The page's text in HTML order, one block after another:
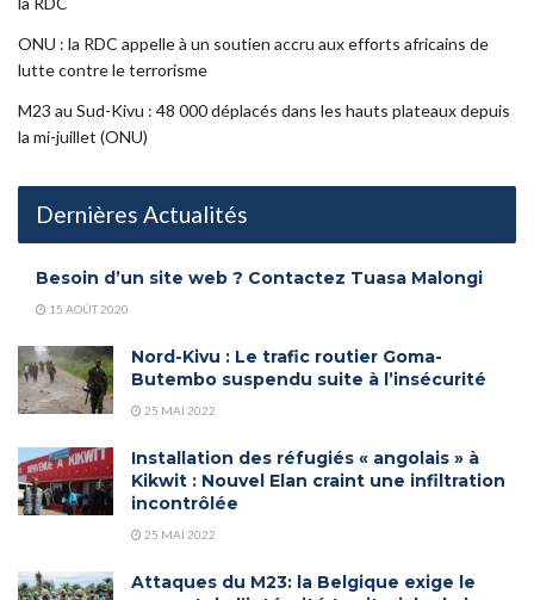
ONU : la RDC appelle à un soutien accru aux efforts africains de
lutte contre le terrorisme
M23 au Sud-Kivu : 48 000 déplacés dans les hauts plateaux depuis
la mi-juillet (ONU)
Dernières Actualités
Besoin d’un site web ? Contactez Tuasa Malongi
15 AOÛT 2020
Nord-Kivu : Le trafic routier Goma-
Butembo suspendu suite à l’insécurité
25 MAI 2022
Installation des réfugiés « angolais » à
Kikwit : Nouvel Elan craint une infiltration
incontrôlée
25 MAI 2022
Attaques du M23: la Belgique exige le